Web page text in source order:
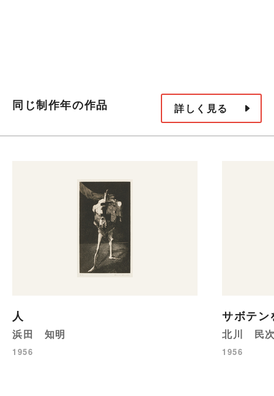
同じ制作年の作品 詳しく見る
人
浜田 知明
1956
サボテン
北川 民
1956